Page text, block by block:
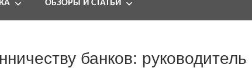
ОБЗОРЫ И СТАТЬИ
банков: руководитель